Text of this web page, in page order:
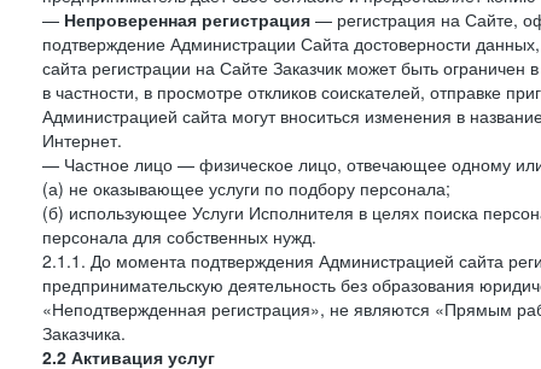
— Непроверенная регистрация — регистрация на Сайте,
подтверждение Администрации Сайта достоверности
сайта регистрации на Сайте Заказчик может быть
в частности, в просмотре откликов соискателей, отправке
Администрацией сайта могут вноситься изменения в
Интернет.
— Частное лицо — физическое лицо, отвечающее одному
(а) не оказывающее услуги по подбору персонала;
(б) использующее Услуги Исполнителя в целях поиска
персонала для собственных нужд.
2.1.1. До момента подтверждения Администрацией сайта
предпринимательскую деятельность без образования
«Неподтвержденная регистрация», не являются «Прямым
Заказчика.
2.2 Активация услуг